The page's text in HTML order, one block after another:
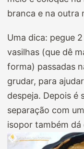
branca e na outra
Uma dica: pegue
vasilhas (que dê
forma) passadas
grudar, para
despeja. Depois é
separação com
isopor também dá